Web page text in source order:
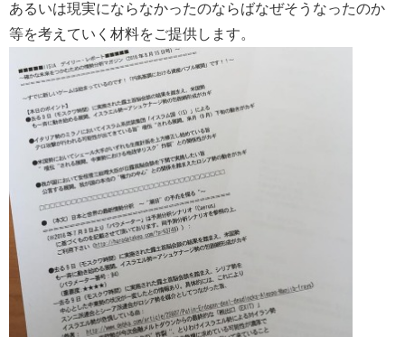
あるいは現実にならなかったのならばなぜそうなったのか
等を考えていく材料をご提供します。